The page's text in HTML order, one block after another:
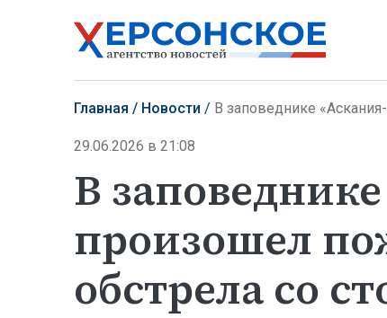
Главная Новости В заповеднике «Аскания-
29.06.2026 в 21:08
В
произошел
обстрела со